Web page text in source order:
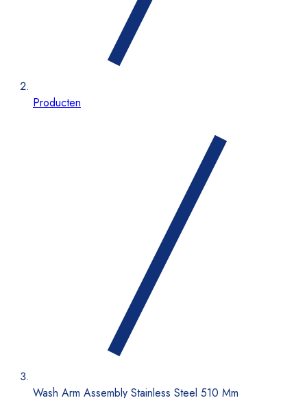
Producten
Wash Arm Assembly Stainless Steel 510 Mm